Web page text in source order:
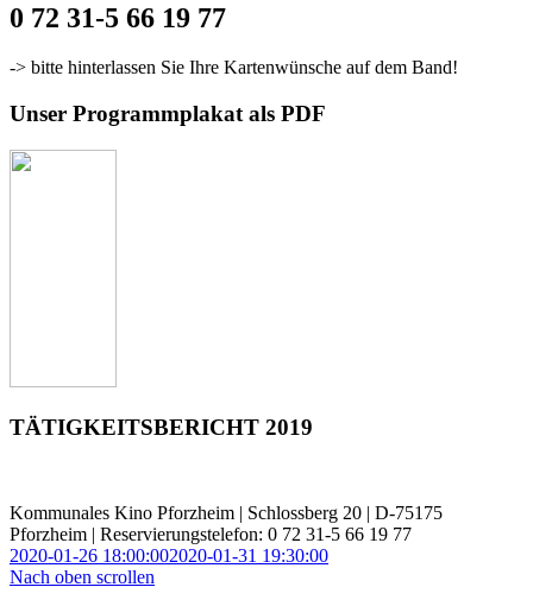
0 72 31-5 66 19 77
-> bitte hinterlassen Sie Ihre Kartenwünsche auf dem Band!
Unser Programmplakat als PDF
TÄTIGKEITSBERICHT 2019
Kommunales Kino Pforzheim | Schlossberg 20 | D-75175
Pforzheim | Reservierungstelefon: 0 72 31-5 66 19 77
2020-01-26 18:00:002020-01-31 19:30:00
Nach oben scrollen